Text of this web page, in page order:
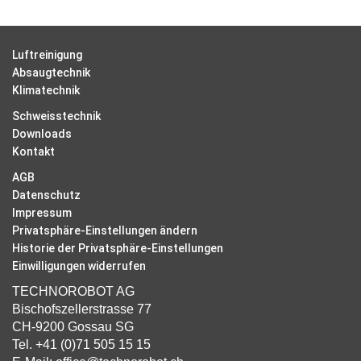
Luftreinigung
Absaugtechnik
Klimatechnik
Schweisstechnik
Downloads
Kontakt
AGB
Datenschutz
Impressum
Privatsphäre-Einstellungen ändern
Historie der Privatsphäre-Einstellungen
Einwilligungen widerrufen
TECHNOROBOT AG
Bischofszellerstrasse 77
CH-9200 Gossau SG
Tel. +41 (0)71 505 15 15